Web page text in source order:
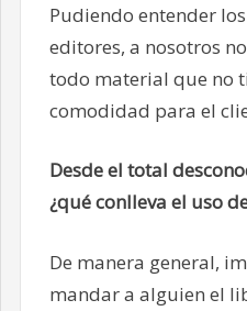
Pudiendo entender
editores, a nosotros
todo material que no
comodidad para el
Desde el total
¿qué conlleva el uso
De manera general,
mandar a alguien el